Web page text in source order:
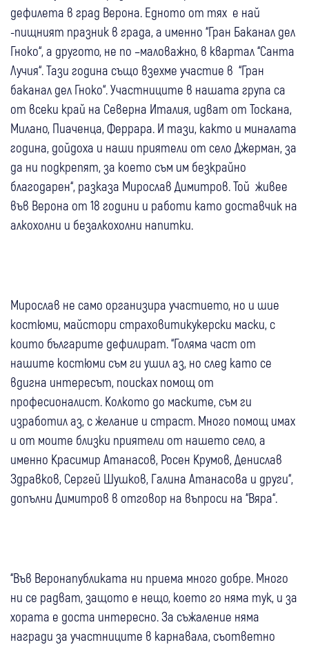
дефилета в град Верона. Едното от тях е най
-пищният празник в града, а именно “Гран Баканал дел
Гноко“, а другото, не по –маловажно, в квартал “Санта
Лучия“. Тази година също взехме участие в “Гран
баканал дел Гноко“. Участниците в нашата група са
от всеки край на Северна Италия, идват от Тоскана,
Милано, Пиаченца, Феррара. И тази, както и миналата
година, дойдоха и наши приятели от село Джерман, за
да ни подкрепят, за което съм им безкрайно
благодарен“, разказа Мирослав Димитров. Той живее
във Верона от 18 години и работи като доставчик на
алкохолни и безалкохолни напитки.
Мирослав не само организира участието, но и шие
костюми, майстори страховитикукерски маски, с
които българите дефилират. “Голяма част от
нашите костюми съм ги ушил аз, но след като се
вдигна интересът, поисках помощ от
професионалист. Колкото до маските, съм ги
изработил аз, с желание и страст. Много помощ имах
и от моите близки приятели от нашето село, а
именно Красимир Атанасов, Росен Крумов, Денислав
Здравков, Сергей Шушков, Галина Атанасова и други“,
допълни Димитров в отговор на въпроси на “Вяра“.
“Във Веронапубликата ни приема много добре. Много
ни се радват, защото е нещо, което го няма тук, и за
хората е доста интересно. За съжаление няма
награди за участниците в карнавала, съответно